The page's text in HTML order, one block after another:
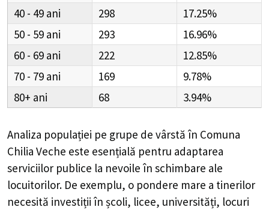
40 - 49
298
17.25%
50 - 59
293
16.96%
60 - 69
222
12.85%
70 - 79
169
9.78%
80+
68 3.94%
Analiza populației pe grupe de vârstă în Comuna
Chilia Veche este esențială pentru adaptarea
serviciilor publice la nevoile în schimbare ale
locuitorilor. De exemplu, o pondere mare a tinerilor
necesită investiții în școli, licee, universități, locuri